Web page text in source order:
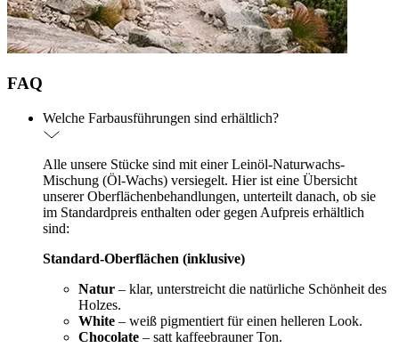
FAQ
Welche Farbausführungen sind erhältlich?
Alle unsere Stücke sind mit einer Leinöl-Naturwachs-
Mischung (Öl-Wachs) versiegelt. Hier ist eine Übersicht
unserer Oberflächenbehandlungen, unterteilt danach, ob sie
im Standardpreis enthalten oder gegen Aufpreis erhältlich
sind:
Standard-Oberflächen (inklusive)
Natur – klar, unterstreicht die natürliche Schönheit des
Holzes.
White – weiß pigmentiert für einen helleren Look.
Chocolate – satt kaffeebrauner Ton.